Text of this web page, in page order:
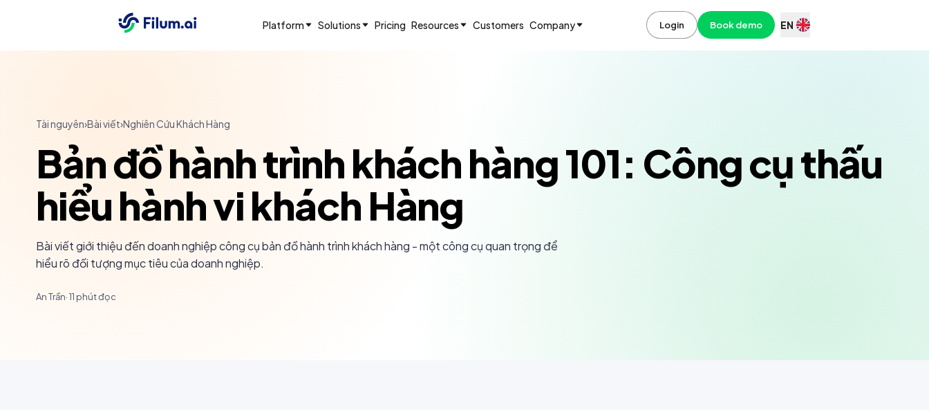
Platform Solutions Pricing Resources Customers Company Login Book demo EN
Tài nguyên›Bài viết›Nghiên Cứu Khách Hàng
Bản đồ hành trình khách hàng 101: Công cụ thấu
hiểu hành vi khách Hàng
Bài viết giới thiệu đến doanh nghiệp công cụ bản đồ hành trình khách hàng - một công cụ quan trọng để
hiểu rõ đối tượng mục tiêu của doanh nghiệp.
An Trần·11 phút đọc